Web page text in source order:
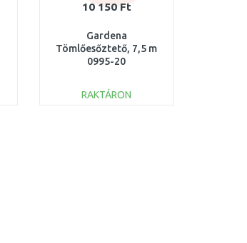
10 150 Ft
Gardena
Tömlőesőztető, 7,5 m
0995-20
RAKTÁRON